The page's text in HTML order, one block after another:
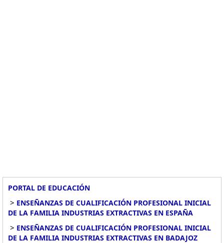
PORTAL DE EDUCACIÓN
> ENSEÑANZAS DE CUALIFICACIÓN PROFESIONAL INICIAL
DE LA FAMILIA INDUSTRIAS EXTRACTIVAS EN ESPAÑA
> ENSEÑANZAS DE CUALIFICACIÓN PROFESIONAL INICIAL
DE LA FAMILIA INDUSTRIAS EXTRACTIVAS EN BADAJOZ